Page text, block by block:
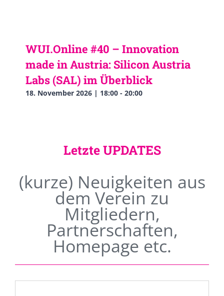
WUI.Online #40 – Innovation
made in Austria: Silicon Austria
Labs (SAL) im Überblick
18. November 2026 | 18:00 - 20:00
Letzte UPDATES
(kurze) Neuigkeiten aus
dem Verein zu
Mitgliedern,
Partnerschaften,
Homepage etc.